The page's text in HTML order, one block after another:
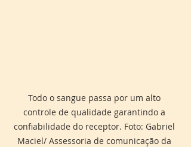
Todo o sangue passa por um alto
controle de qualidade garantindo a
confiabilidade do receptor. Foto: Gabriel
Maciel/ Assessoria de comunicação da